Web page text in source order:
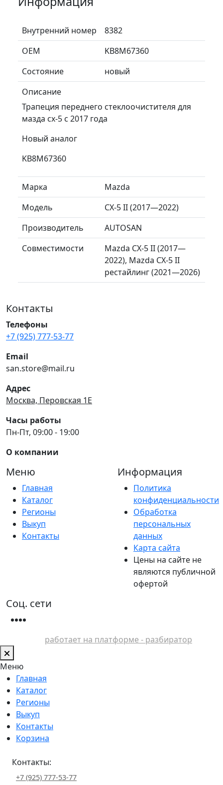
Внутренний номер
8382
ОЕМ
KB8M67360
Состояние
новый
Описание
Трапеция переднего стеклоочистителя для
мазда сх-5 с 2017 года
Новый аналог
KB8M67360
Марка
Mazda
Модель
CX-5 II (2017—2022)
Производитель
AUTOSAN
Совместимости
Mazda CX-5 II (2017—
2022), Mazda CX-5 II
рестайлинг (2021—2026)
Контакты
Телефоны
+7 (925) 777-53-77
Email
san.store@mail.ru
Адрес
Москва, Перовская 1Е
Часы работы
Пн-Пт, 09:00 - 19:00
О компании
Меню
Главная
Каталог
Регионы
Выкуп
Контакты
Информация
Политика
конфиденциальности
Обработка
персональных
данных
Карта сайта
Цены на сайте не
являются публичной
офертой
Соц. сети
работает на платформе - разбиратор
Меню
Главная
Каталог
Регионы
Выкуп
Контакты
Корзина
Контакты:
+7 (925) 777-53-77